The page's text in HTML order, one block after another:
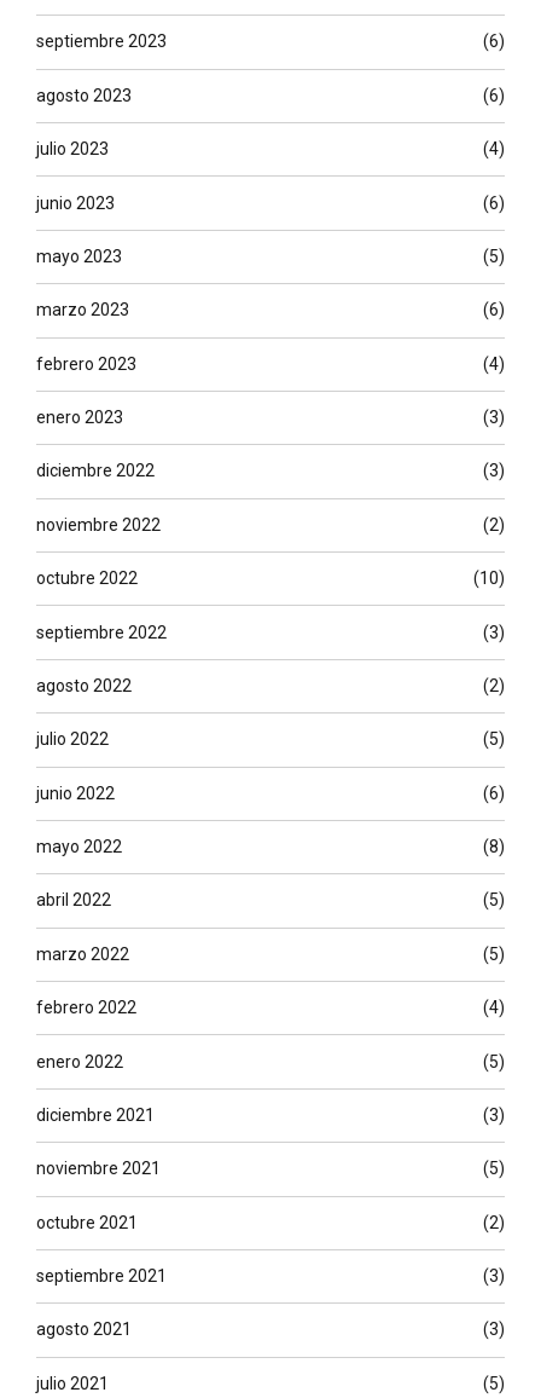
septiembre 2023 (6)
agosto 2023 (6)
julio 2023 (4)
junio 2023 (6)
mayo 2023 (5)
marzo 2023 (6)
febrero 2023 (4)
enero 2023 (3)
diciembre 2022 (3)
noviembre 2022 (2)
octubre 2022 (10)
septiembre 2022 (3)
agosto 2022 (2)
julio 2022 (5)
junio 2022 (6)
mayo 2022 (8)
abril 2022 (5)
marzo 2022 (5)
febrero 2022 (4)
enero 2022 (5)
diciembre 2021 (3)
noviembre 2021 (5)
octubre 2021 (2)
septiembre 2021 (3)
agosto 2021 (3)
julio 2021 (5)